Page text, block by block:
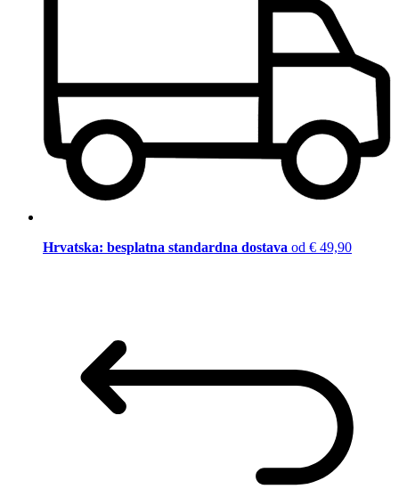
Hrvatska: besplatna standardna dostava od € 49,90